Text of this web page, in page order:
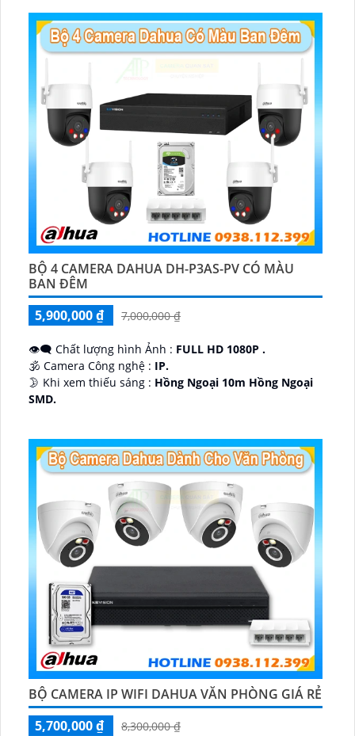
BỘ 4 CAMERA DAHUA DH-P3AS-PV CÓ MÀU
BAN ĐÊM
5,900,000 ₫
7,000,000 ₫
👁️‍🗨 Chất lượng hình Ảnh : FULL HD 1080P .
🕉️ Camera Công nghệ : IP.
🌛 Khi xem thiếu sáng : Hồng Ngoại 10m Hồng Ngoại
SMD.
BỘ CAMERA IP WIFI DAHUA VĂN PHÒNG GIÁ RẺ
5,700,000 ₫
8,300,000 ₫